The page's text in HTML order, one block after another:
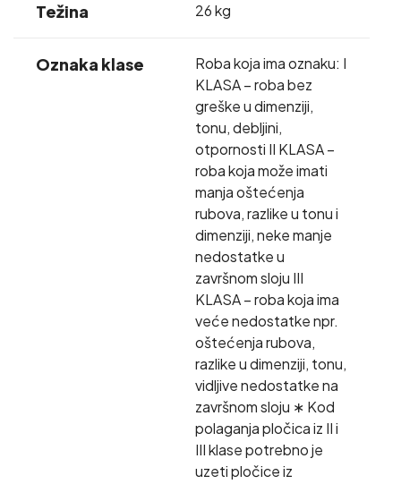
Težina 26 kg
Oznaka klase
Roba koja ima oznaku: I
KLASA – roba bez
greške u dimenziji,
tonu, debljini,
otpornosti II KLASA –
roba koja može imati
manja oštećenja
rubova, razlike u tonu i
dimenziji, neke manje
nedostatke u
završnom sloju III
KLASA – roba koja ima
veće nedostatke npr.
oštećenja rubova,
razlike u dimenziji, tonu,
vidljive nedostatke na
završnom sloju ∗ Kod
polaganja pločica iz II i
III klase potrebno je
uzeti pločice iz